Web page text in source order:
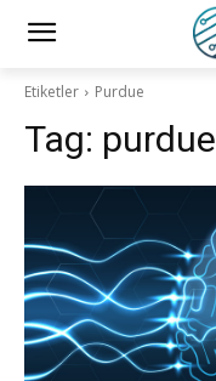
Etiketler Purdue
Tag: purdue